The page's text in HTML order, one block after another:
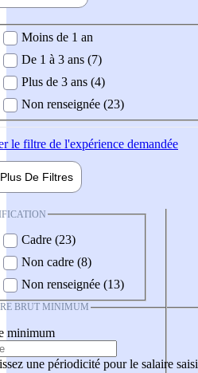
demandée
Moins de 1 an
De 1 à 3 ans (7)
Plus de 3 ans (4)
Non renseignée (23)
le filtre de l'expérience demandée
Plus De Filtres
Cadre (23)
Non cadre (8)
Non renseignée (13)
BRUT MINIMUM
minimum
une périodicité pour le salaire saisi